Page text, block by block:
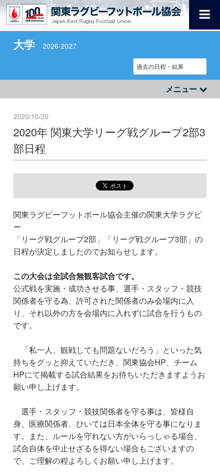
大学 2026-2027
メニュー
2020/10/20
2020年 関東大学リーグ戦グループ2部3
部日程
関東ラグビーフットボール協会主催の関東大学ラグビ
ー
「リーグ戦グループ2部」「リーグ戦グループ3部」の
日程が決定しましたのでお知らせします。
この大会は全試合無観客試合です。
公式戦を実施・成功させる事、選手・スタッフ・競技
関係者を守る為、許可された関係者のみ会場内に入
り、それ以外の方を会場内に入れずに試合を行うもの
です。
「私一人、観戦しても問題ないだろう」といった気
持ちをグッと抑えていただき、関東協会HP、チーム
HPにて掲載する試合結果をお待ちいただきますようお
願い申し上げます。
選手・スタッフ・競技関係者を守る事は、皆様自
身、医療関係者、ひいては日本全体を守る事になりま
す。また、ルールを守れない方がいらっしゃる場合、
試合自体を中止せざるを得ない場合もございますの
で、ご理解の程よろしくお願い申し上げます。